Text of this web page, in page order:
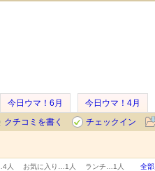
今日ウマ！6月
今日ウマ！4月
クチコミを書く
チェックイン
4人 お気に入り… 1人 ランチ… 1人 全